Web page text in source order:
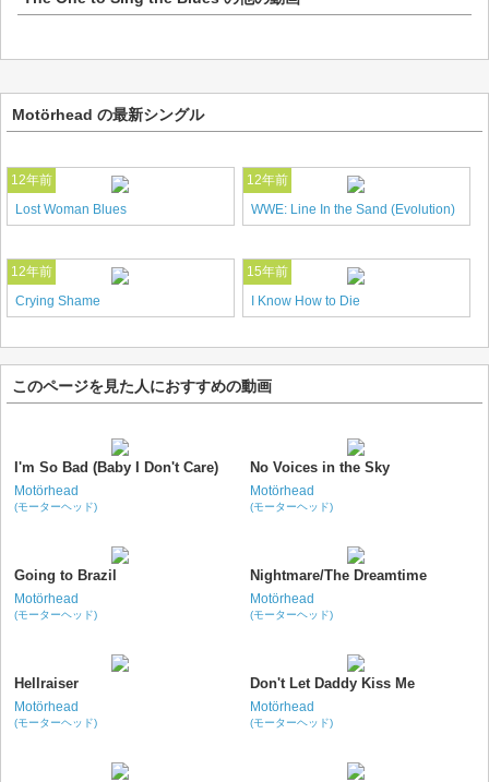
Motörhead の最新シングル
12年前
Lost Woman Blues
12年前
WWE: Line In the Sand (Evolution)
12年前
Crying Shame
15年前
I Know How to Die
このページを見た人におすすめの動画
I'm So Bad (Baby I Don't Care)
Motörhead
(モーターヘッド)
No Voices in the Sky
Motörhead
(モーターヘッド)
Going to Brazil
Motörhead
(モーターヘッド)
Nightmare/The Dreamtime
Motörhead
(モーターヘッド)
Hellraiser
Motörhead
(モーターヘッド)
Don't Let Daddy Kiss Me
Motörhead
(モーターヘッド)